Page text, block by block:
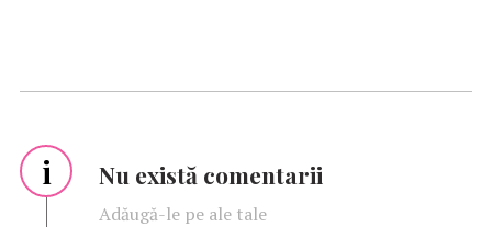
i Nu există comentarii
Adăugă-le pe ale tale